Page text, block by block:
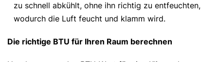
zu schnell abkühlt, ohne ihn richtig zu entfeuchten,
wodurch die Luft feucht und klamm wird.
Die richtige BTU für Ihren Raum berechnen